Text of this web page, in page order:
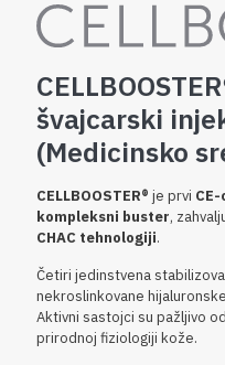
švajcarski
(Medicinsko
CELLBOOSTER® je prvi
kompleksni buster,
CHAC tehnologiji.
Četiri jedinstvena
nekroslinkovane
Aktivni sastojci su pažljivo
prirodnoj fiziologiji kože.